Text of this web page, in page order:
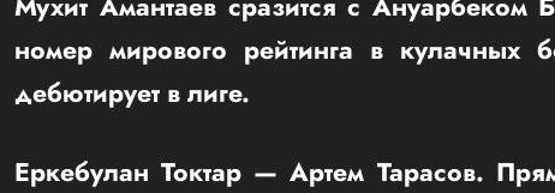
номер мирового рейтинга в кулачных
дебютирует в лиге.
Еркебулан Токтар — Артем Тарасов.